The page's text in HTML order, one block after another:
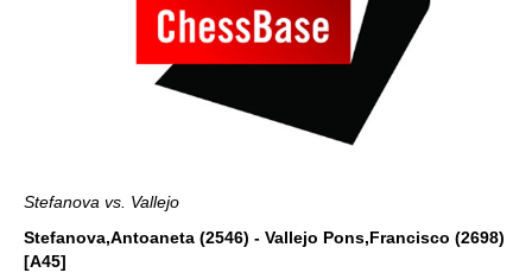
Stefanova vs. Vallejo
Stefanova,Antoaneta (2546) - Vallejo Pons,Francisco (2698)
[A45]